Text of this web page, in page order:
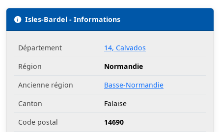
Isles-Bardel - Informations
Département
14, Calvados
Région
Normandie
Ancienne région
Basse-Normandie
Canton
Falaise
Code postal
14690